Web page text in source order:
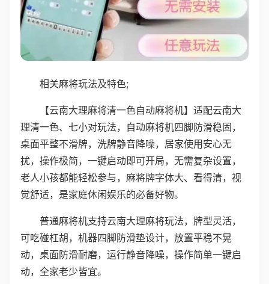
相关麻将玩法及特色;
【云南大理麻将清一色自动麻将机】适配云南大
理清一色、七小对玩法，自动麻将机四脚防滑稳固，
桌面平整不滑牌，洗牌静音降噪，居家使用安心无
扰，操作极简，一键启动即可开局，无需复杂设置，
老人小孩都能轻松参与，麻将牌字体大、看得清，视
觉舒适，是家庭休闲娱乐的必备好物。
普通麻将机支持云南大理麻将玩法，牌型灵活，
可吃碰杠胡，机器四脚防滑垫设计，放置平稳不晃
动，桌面防滑耐磨，运行静音降噪，操作简单一键启
动，全家老少皆宜。